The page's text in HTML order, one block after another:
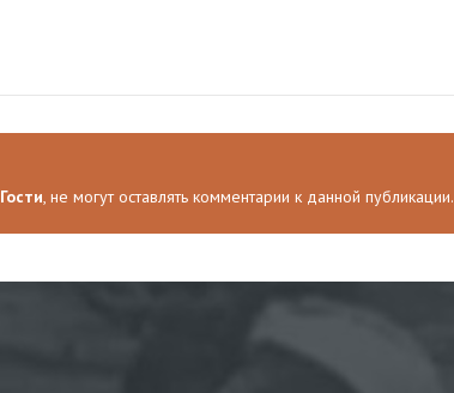
Гости, не могут оставлять комментарии к данной публикации.